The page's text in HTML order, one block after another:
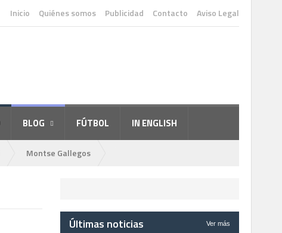
Inicio Quiénes somos Publicidad Contacto Aviso Legal
BLOG FÚTBOL IN ENGLISH
Montse Gallegos
Últimas noticias Ver más